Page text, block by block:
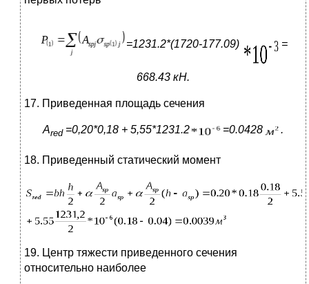
=1231.2*(1720-177.09) =
668.43 кН.
17. Приведенная площадь сечения
Ared=0,20*0,18 + 5,55*1231.2 =0.0428 .
18. Приведенный статический момент
19. Центр тяжести приведенного сечения
относительно наиболее